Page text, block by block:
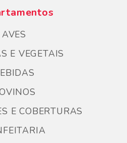
AVES
E VEGETAIS
E COBERTURAS